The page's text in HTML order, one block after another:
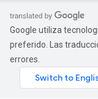
Google utiliza
preferido. Las
errores.